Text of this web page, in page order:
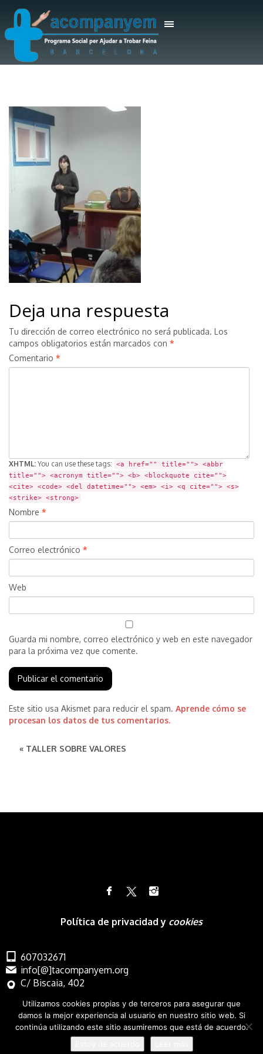
Deja una respuesta
Tu dirección de correo electrónico no será publicada. Los
campos obligatorios están marcados con *
Comentario *
XHTML: You can use these tags:
<a href="" title=""> <abbr
title=""> <acronym title=""> <b> <blockquote cite="">
<cite> <code> <del datetime=""> <em> <i> <q cite=""> <s>
<strike> <strong>
Nombre *
Correo electrónico *
Web
Guarda mi nombre, correo electrónico y web en este navegador
para la próxima vez que comente.
Este sitio usa Akismet para reducir el spam. Aprende cómo se
procesan los datos de tus comentarios.
« TALLER SOBRE VALORES
Política de privacidad y cookies
607032671
info[@]tacompanyem.org
C/ Biscaia, 402
Utilizamos cookies propias y de terceros para asegurar que
damos la mejor experiencia al usuario en nuestro sitio web. Si
continúa utilizando este sitio asumiremos que está de acuerdo.